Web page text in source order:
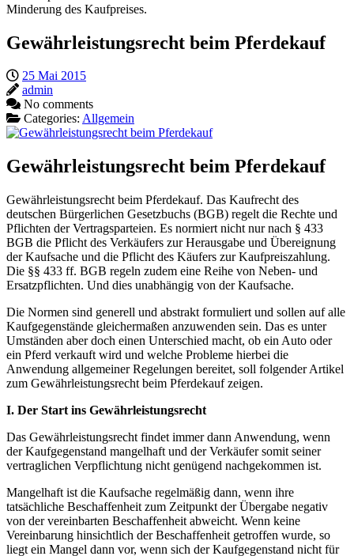
Minderung des Kaufpreises.
Gewährleistungsrecht beim Pferdekauf
25 Mai 2015
admin
No comments
Categories: Allgemein
Gewährleistungsrecht beim Pferdekauf
Gewährleistungsrecht beim Pferdekauf. Das Kaufrecht des
deutschen Bürgerlichen Gesetzbuchs (BGB) regelt die Rechte und
Pflichten der Vertragsparteien. Es normiert nicht nur nach § 433
BGB die Pflicht des Verkäufers zur Herausgabe und Übereignung
der Kaufsache und die Pflicht des Käufers zur Kaufpreiszahlung.
Die §§ 433 ff. BGB regeln zudem eine Reihe von Neben- und
Ersatzpflichten. Und dies unabhängig von der Kaufsache.
Die Normen sind generell und abstrakt formuliert und sollen auf alle
Kaufgegenstände gleichermaßen anzuwenden sein. Das es unter
Umständen aber doch einen Unterschied macht, ob ein Auto oder
ein Pferd verkauft wird und welche Probleme hierbei die
Anwendung allgemeiner Regelungen bereitet, soll folgender Artikel
zum Gewährleistungsrecht beim Pferdekauf zeigen.
I. Der Start ins Gewährleistungsrecht
Das Gewährleistungsrecht findet immer dann Anwendung, wenn
der Kaufgegenstand mangelhaft und der Verkäufer somit seiner
vertraglichen Verpflichtung nicht genügend nachgekommen ist.
Mangelhaft ist die Kaufsache regelmäßig dann, wenn ihre
tatsächliche Beschaffenheit zum Zeitpunkt der Übergabe negativ
von der vereinbarten Beschaffenheit abweicht. Wenn keine
Vereinbarung hinsichtlich der Beschaffenheit getroffen wurde, so
liegt ein Mangel dann vor, wenn sich der Kaufgegenstand nicht für